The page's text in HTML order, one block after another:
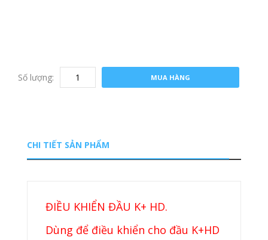
Số lượng: MUA HÀNG
CHI TIẾT SẢN PHẨM
ĐIỀU KHIỂN ĐẦU K+ HD.
Dùng để điều khiển cho đầu K+HD